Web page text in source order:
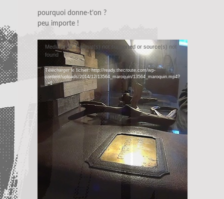
pourquoi donne-t’on ?
peu importe !
Lecteur
vidéo
Media error: Format(s) not supported or source(s) not
found
Télécharger le fichier: http://ready.thecroute.com/wp-
content/uploads/2014/12/13564_maroquin/13564_maroquin.mp4?
_=1